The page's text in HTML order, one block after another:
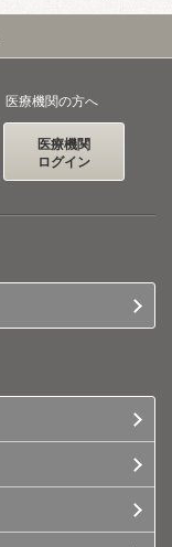
医療機関の方へ
医療機関
ログイン